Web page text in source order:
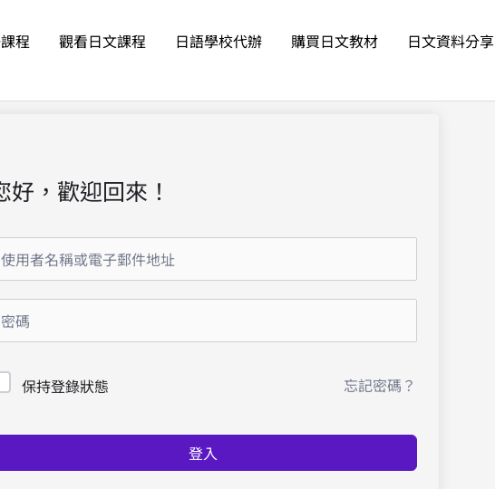
程 觀看日文課程 日語學校代辦 購買日文教材
日文資料分享
好，歡迎回來！
保持登錄狀態 忘記密碼？
登入